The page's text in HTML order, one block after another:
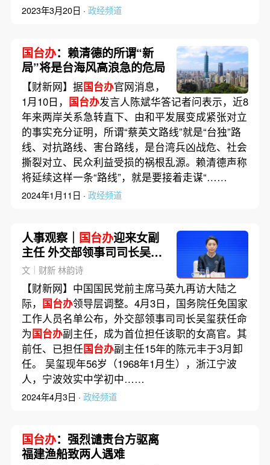
2023年3月20日 · 政经频道
国台办：赖清德的所谓“新
局”将是台海风高浪急的危局
【财新网】据国台办官网消息，
1月10日， 国台办发言人陈斌华答记者问表示，近8
年来两岸关系急转直下、由和平发展变成紧张对立
的事实充分证明，所谓“蔡英文路线”就是“台独”路
线、对抗路线、害台路线，是台湾兵凶战危、社会
撕裂对立、民众利益受损的祸根乱源。赖清德声称
将延续这样一条“路线”，就是要接着走谋“……
2024年1月11日 · 政经频道
人事观察｜ 国台办迎来女副
主任 外交部领事司司长吴玺
获晋升
文｜财新 林韵诗
【财新网】中国国民党前主席马英九再访大陆之
际， 国台办领导层调整。4月3日，国务院任免国家
工作人员名单公布，外交部领事司司长吴玺获任命
为国台办副主任，成为首位担任该职的女高官。其
前任、已担任国台办副主任15年的陈元丰于3月卸
任。 吴玺现年56岁（1968年1月生），浙江宁波
人，宁波效实中学初中……
2024年4月3日 · 政经频道
国台办：强烈谴责台方驱离
福建渔船致两人遇难